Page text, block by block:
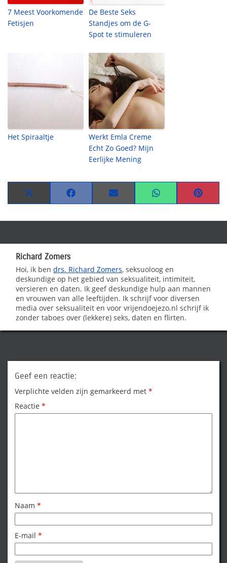
7 Meest Voorkomende
Fetisjen
De Beste Seks
Standjes om de G-
Spot te stimuleren
Het Spiraaltje
Werkt Emla Creme
Echt Zo Goed? Mijn
Eerlijke Mening
Share
on
Share
on
Share
on
Share
on
Share
on
Richard Zomers
Hoi, ik ben drs. Richard Zomers, seksuoloog en
deskundige op het gebied van seksualiteit, intimiteit,
versieren en daten. Ik geef deskundige hulp aan mannen
en vrouwen van alle leeftijden. Ik schrijf voor diversen
media over seksualiteit en voor vrijendoejezo.nl schrijf ik
zonder taboes over (lekkere) seks, daten en flirten.
Geef een reactie:
Verplichte velden zijn gemarkeerd met *
Reactie *
Naam *
E-mail *